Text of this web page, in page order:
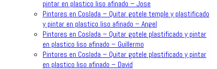
pintar en plastico liso afinado – Jose
Pintores en Coslada – Quitar gotele temple y plastificado
y pintar en plastico liso afinado – Angel
Pintores en Coslada – Quitar gotele plastificado y pintar
en plastico liso afinado – Guillermo
Pintores en Coslada – Quitar gotele plastificado y pintar
en plastico liso afinado – David